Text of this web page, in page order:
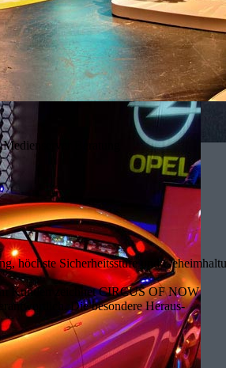
Beratung
höchste Sicherheitsstufe und
Kunden zeichnet CIRCUS OF NOW
Die besondere Heraus-